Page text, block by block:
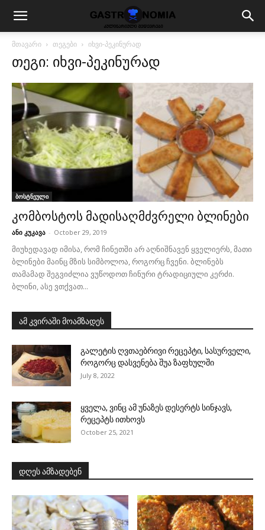
მთავარი თეგები იხვი-პეკინურად
თეგი: იხვი-პეკინურად
ბოსტნეული
კომბოსტოს მადისაღმძვრელი ბლინები
ანი კუკავა - October 29, 2019
მიუხედავად იმისა, რომ ჩინეთში არ აღნიშნავენ ყველიერს, მათი
ბლინები მაინც მზის სიმბოლოა, როგორც ჩვენი. ბლინებს
თამამად შეგვიძლია ვუწოდოთ ჩინური ტრადიციული კერძი.
ბლინი, ასე ვთქვათ...
ამ კვირაში მოამზადეს
გალეტის ღვთაებრივი რეცეპტი, სასურველი,
როგორც დასვენება შუა ზაფხულში
July 8, 2022
ყველა, ვინც ამ უნაზეს დესერტს სინჯავს,
რეცეპტს ითხოვს
October 25, 2021
დღეს ამზადებენ